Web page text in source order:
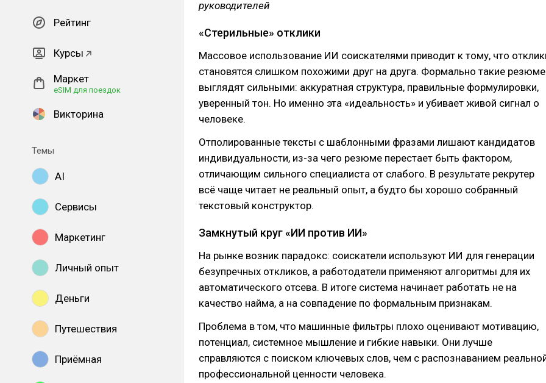
Рейтинг
Курсы
Маркет
eSIM для поездок
Викторина
Темы
AI
Сервисы
Маркетинг
Личный опыт
Деньги
Путешествия
Приёмная
руководителей
«Стерильные» отклики
Массовое использование ИИ соискателями приводит к тому, что
становятся слишком похожими друг на друга. Формально такие резюме
выглядят сильными: аккуратная структура, правильные формулировки,
уверенный тон. Но именно эта «идеальность» и убивает живой сигнал о
человеке.
Отполированные тексты с шаблонными фразами лишают кандидатов
индивидуальности, из-за чего резюме перестает быть фактором,
отличающим сильного специалиста от слабого. В результате рекрутер
всё чаще читает не реальный опыт, а будто бы хорошо собранный
текстовый конструктор.
Замкнутый круг «ИИ против ИИ»
На рынке возник парадокс: соискатели используют ИИ для генерации
безупречных откликов, а работодатели применяют алгоритмы для их
автоматического отсева. В итоге система начинает работать не на
качество найма, а на совпадение по формальным признакам.
Проблема в том, что машинные фильтры плохо оценивают мотивацию,
потенциал, системное мышление и гибкие навыки. Они лучше
справляются с поиском ключевых слов, чем с распознаванием
профессиональной ценности человека.